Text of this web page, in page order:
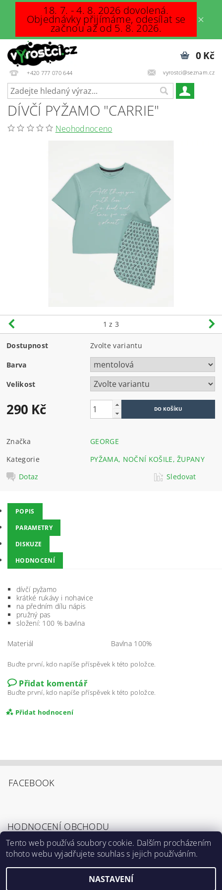
18. 7. - 4. 8. 2026 dovolená.
Objednávky přijímáme, odesílat se
začnou až od 5. 8. 2026.
+420 777 070 644 vyrostci@seznam.cz
0 Kč
DÍVČÍ PYŽAMO "CARRIE"
Neohodnoceno
1 z 3
Dostupnost Zvolte variantu
Barva
Velikost
290 Kč
Značka
GEORGE
Kategorie
PYŽAMA, NOČNÍ KOŠILE, ŽUPANY
Dotaz
Sledovat
POPIS
PARAMETRY
DISKUZE
HODNOCENÍ
dívčí pyžamo
krátké rukávy i nohavice
na předním dílu nápis
pružný pas
složení: 100 % bavlna
Materiál Bavlna 100%
Buďte první, kdo napíše příspěvek k této položce.
Přidat komentář
Buďte první, kdo napíše příspěvek k této položce.
Přidat hodnocení
Souhlasím sPodmínkami ochrany osobních
FACEBOOK
HODNOCENÍ OBCHODU
Zobrazit všechna hodnocení obchodu
Tento web používá soubory cookie. Dalším procházením
tohoto webu vyjadřujete souhlas s jejich používáním.
NASTAVENÍ